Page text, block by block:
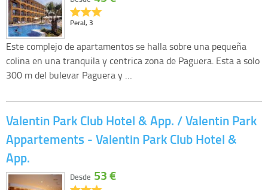
Peral, 3
Este complejo de apartamentos se halla sobre una pequeña
colina en una tranquila y centrica zona de Paguera. Esta a solo
300 m del bulevar Paguera y …
Valentin Park Club Hotel & App. / Valentin Park
Appartements - Valentin Park Club Hotel &
App.
Desde 53 €